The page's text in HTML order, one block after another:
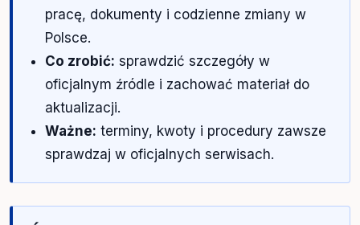
pracę, dokumenty i codzienne zmiany w
Polsce.
Co zrobić: sprawdzić szczegóły w
oficjalnym źródle i zachować materiał do
aktualizacji.
Ważne: terminy, kwoty i procedury zawsze
sprawdzaj w oficjalnych serwisach.